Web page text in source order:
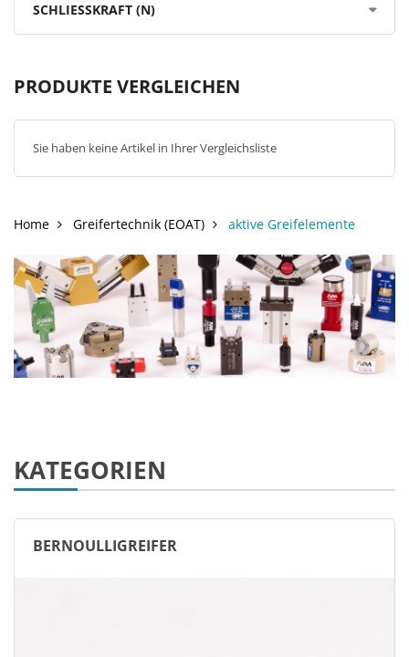
SCHLIESSKRAFT (N)
PRODUKTE VERGLEICHEN
Sie haben keine Artikel in Ihrer Vergleichsliste
Home Greifertechnik (EOAT) aktive Greifelemente
KATEGORIEN
BERNOULLIGREIFER